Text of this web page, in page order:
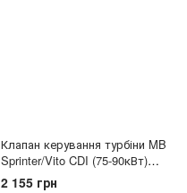
Клапан керування турбіни MB
Sprinter/Vito CDI (75-90кВт)
(синій)
2 155 грн